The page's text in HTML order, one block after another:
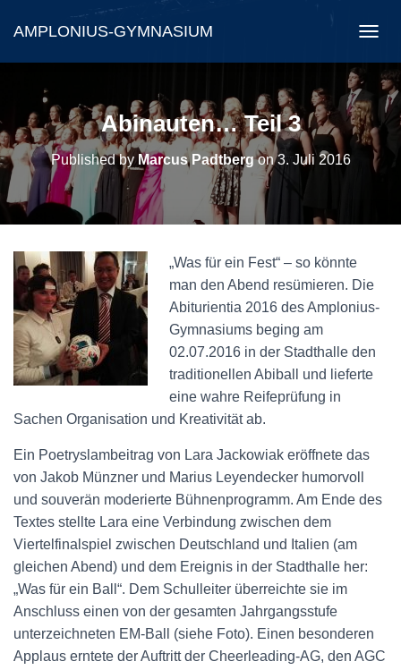
AMPLONIUS-GYMNASIUM
A
G
A
T
H
E
Abinauten… Teil 3
Published by Marcus Padtbergon3. Juli 2016
„Was für ein Fest“ – so könnte
man den Abend resümieren. Die
Abiturientia 2016 des Amplonius-
Gymnasiums beging am
02.07.2016 in der Stadthalle den
traditionellen Abiball und lieferte
eine wahre Reifeprüfung in
Sachen Organisation und Kreativität ab.
Ein Poetryslambeitrag von Lara Jackowiak eröffnete das
von Jakob Münzner und Marius Leyendecker humorvoll
und souverän moderierte Bühnenprogramm. Am Ende des
Textes stellte Lara eine Verbindung zwischen dem
Viertelfinalspiel zwischen Deutschland und Italien (am
gleichen Abend) und dem Ereignis in der Stadthalle her:
„Was für ein Ball“. Dem Schulleiter überreichte sie im
Anschluss einen von der gesamten Jahrgangsstufe
unterzeichneten EM-Ball (siehe Foto). Einen besonderen
Applaus erntete der Auftritt der Cheerleading-AG, den AGC